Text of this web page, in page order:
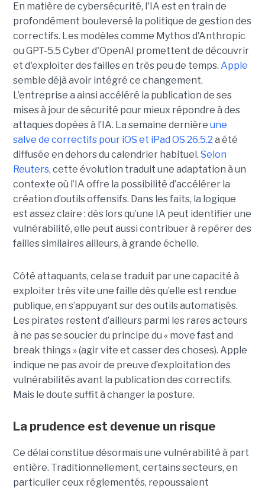
En matière de cybersécurité, l'IA est en train de
profondément bouleversé la politique de gestion des
correctifs. Les modèles comme Mythos d'Anthropic
ou GPT-5.5 Cyber d'OpenAI promettent de découvrir
et d'exploiter des failles en très peu de temps. Apple
semble déjà avoir intégré ce changement.
L’entreprise a ainsi accéléré la publication de ses
mises à jour de sécurité pour mieux répondre à des
attaques dopées à l’IA. La semaine dernière une
salve de correctifs pour iOS et iPad OS 26.5.2 a été
diffusée en dehors du calendrier habituel. Selon
Reuters, cette évolution traduit une adaptation à un
contexte où l’IA offre la possibilité d’accélérer la
création d’outils offensifs. Dans les faits, la logique
est assez claire : dès lors qu’une IA peut identifier une
vulnérabilité, elle peut aussi contribuer à repérer des
failles similaires ailleurs, à grande échelle.
Côté attaquants, cela se traduit par une capacité à
exploiter très vite une faille dès qu’elle est rendue
publique, en s’appuyant sur des outils automatisés.
Les pirates restent d’ailleurs parmi les rares acteurs
à ne pas se soucier du principe du « move fast and
break things » (agir vite et casser des choses). Apple
indique ne pas avoir de preuve d’exploitation des
vulnérabilités avant la publication des correctifs.
Mais le doute suffit à changer la posture.
La prudence est devenue un risque
Ce délai constitue désormais une vulnérabilité à part
entière. Traditionnellement, certains secteurs, en
particulier ceux réglementés, repoussaient